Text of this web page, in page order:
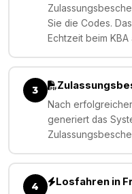
Sie die Codes.
Echtzeit beim KBA
3
Nach
generiert das
4 Losfahren in